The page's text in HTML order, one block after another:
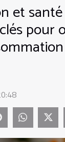
et
pour